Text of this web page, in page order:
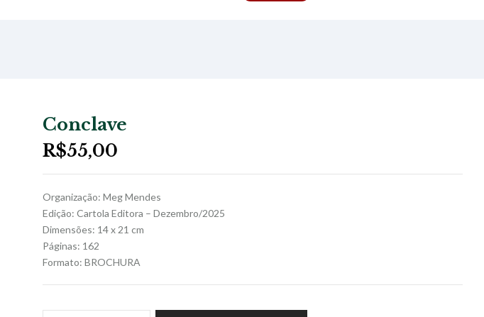
Conclave
R$55,00
Organização: Meg Mendes
Edição: Cartola Editora – Dezembro/2025
Dimensões: 14 x 21 cm
Páginas: 162
Formato: BROCHURA